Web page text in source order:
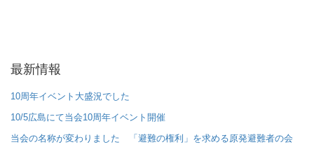
最新情報
10周年イベント大盛況でした
10/5広島にて当会10周年イベント開催
当会の名称が変わりました 「避難の権利」を求める原発避難者の会